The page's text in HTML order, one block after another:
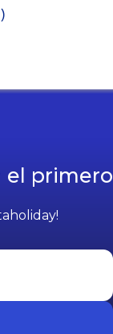
el primero